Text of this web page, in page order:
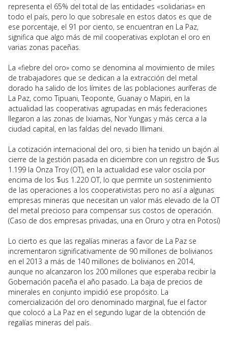
representa el 65% del total de las entidades «solidarias» en
todo el país, pero lo que sobresale en estos datos es que de
ese porcentaje, el 91 por ciento, se encuentran en La Paz,
significa que algo más de mil cooperativas explotan el oro en
varias zonas paceñas.
La «fiebre del oro» como se denomina al movimiento de miles
de trabajadores que se dedican a la extracción del metal
dorado ha salido de los límites de las poblaciones auríferas de
La Paz, como Tipuani, Teoponte, Guanay o Mapiri, en la
actualidad las cooperativas agrupadas en más federaciones
llegaron a las zonas de Ixiamas, Nor Yungas y más cerca a la
ciudad capital, en las faldas del nevado Illimani.
La cotización internacional del oro, si bien ha tenido un bajón al
cierre de la gestión pasada en diciembre con un registro de $us
1.199 la Onza Troy (OT), en la actualidad ese valor oscila por
encima de los $us 1.220 OT, lo que permite un sostenimiento
de las operaciones a los cooperativistas pero no así a algunas
empresas mineras que necesitan un valor más elevado de la OT
del metal precioso para compensar sus costos de operación.
(Caso de dos empresas privadas, una en Oruro y otra en Potosí)
Lo cierto es que las regalías mineras a favor de La Paz se
incrementaron significativamente de 90 millones de bolivianos
en el 2013 a más de 140 millones de bolivianos en 2014,
aunque no alcanzaron los 200 millones que esperaba recibir la
Gobernación paceña el año pasado. La baja de precios de
minerales en conjunto impidió ese propósito. La
comercialización del oro denominado marginal, fue el factor
que colocó a La Paz en el segundo lugar de la obtención de
regalías mineras del país.